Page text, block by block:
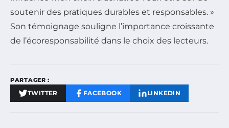
soutenir des pratiques durables et responsables. »
Son témoignage souligne l’importance croissante
de l’écoresponsabilité dans le choix des lecteurs.
PARTAGER :
TWITTER FACEBOOK LINKEDIN